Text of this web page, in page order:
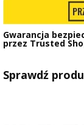
Gwarancja
przez Trusted
Sprawdź